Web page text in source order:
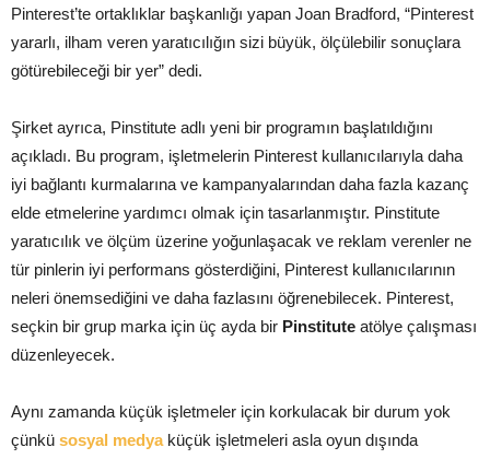
Pinterest’te ortaklıklar başkanlığı yapan Joan Bradford, “Pinterest
yararlı, ilham veren yaratıcılığın sizi büyük, ölçülebilir sonuçlara
götürebileceği bir yer” dedi.
Şirket ayrıca, Pinstitute adlı yeni bir programın başlatıldığını
açıkladı. Bu program, işletmelerin Pinterest kullanıcılarıyla daha
iyi bağlantı kurmalarına ve kampanyalarından daha fazla kazanç
elde etmelerine yardımcı olmak için tasarlanmıştır. Pinstitute
yaratıcılık ve ölçüm üzerine yoğunlaşacak ve reklam verenler ne
tür pinlerin iyi performans gösterdiğini, Pinterest kullanıcılarının
neleri önemsediğini ve daha fazlasını öğrenebilecek. Pinterest,
seçkin bir grup marka için üç ayda bir Pinstitute atölye çalışması
düzenleyecek.
Aynı zamanda küçük işletmeler için korkulacak bir durum yok
çünkü sosyal medyaküçük işletmeleri asla oyun dışında